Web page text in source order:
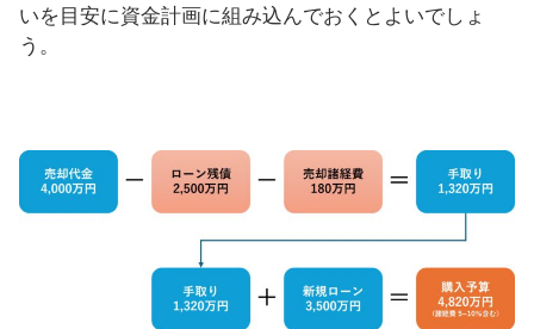
いを目安に資金計画に組み込んでおくとよいでしょ
う。